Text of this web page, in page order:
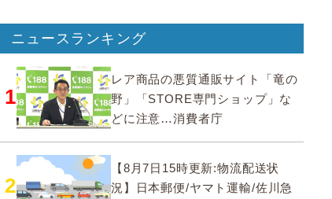
ニュースランキング
1
レア商品の悪質通販サイト「竜の
野」「STORE専門ショップ」な
どに注意…消費者庁
2
【8月7日15時更新:物流配送状
況】日本郵便/ヤマト運輸/佐川急